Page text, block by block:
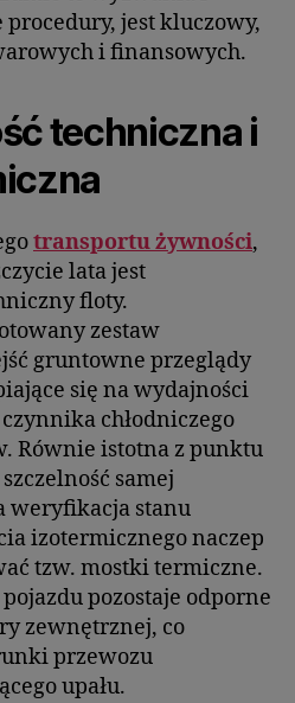
procedury, jest kluczowy,
i finansowych.
techniczna i
transportu żywności,
lata jest
floty.
zestaw
gruntowne przeglądy
się na wydajności
chłodniczego
Równie istotna z punktu
samej
weryfikacja stanu
izotermicznego naczep
tzw. mostki termiczne.
pozostaje odporne
zewnętrznej, co
przewozu
upału.